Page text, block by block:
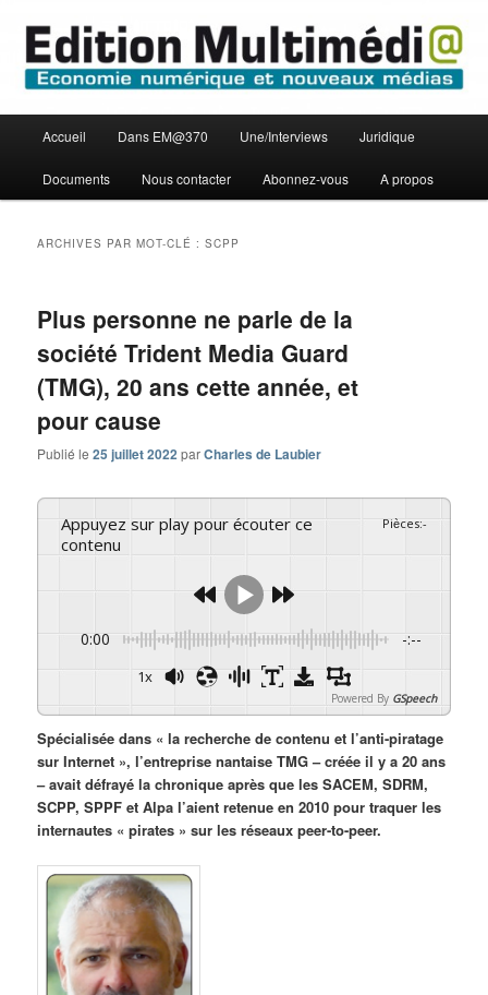
contenu
principal
contenu
secondaire
Edition Multimédi@
principal
Accueil Dans EM@370 Une/Interviews Juridique
Documents Nous contacter Abonnez-vous A propos
ARCHIVES PAR MOT-CLÉ :SCPP
Plus personne ne parle de la
société Trident Media Guard
(TMG), 20 ans cette année, et
pour cause
Publié le25 juillet 2022parCharles de Laubier
Appuyez sur play pour écouter ce
contenu
Pièces:-
0:00 -:--
1x
Powered By GSpeech
Spécialisée dans « la recherche de contenu et l’anti-piratage
sur Internet », l’entreprise nantaise TMG – créée il y a 20 ans
– avait défrayé la chronique après que les SACEM, SDRM,
SCPP, SPPF et Alpa l’aient retenue en 2010 pour traquer les
internautes « pirates » sur les réseaux peer-to-peer.